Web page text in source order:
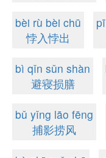
bèi rù bèi chū
悖入悖出
bì qǐn sǔn shàn
避寝损膳
bǔ yǐng lāo fēng
捕影捞风